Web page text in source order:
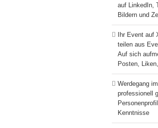
auf LinkedIn,
Bildern und
Ihr Event auf
teilen aus
Auf sich
Posten,
Werdegang
professionell
Kenntnisse